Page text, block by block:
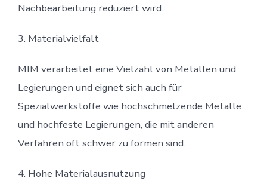
Nachbearbeitung reduziert wird.
3. Materialvielfalt
MIM verarbeitet eine Vielzahl von Metallen und
Legierungen und eignet sich auch für
Spezialwerkstoffe wie hochschmelzende Metalle
und hochfeste Legierungen, die mit anderen
Verfahren oft schwer zu formen sind.
4. Hohe Materialausnutzung